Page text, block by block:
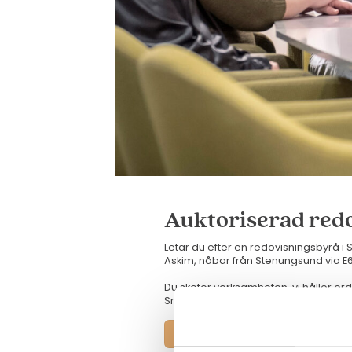
Auktoriserad
Letar du efter en redovisningsbyrå i
Askim, nåbar från Stenungsund via
Du sköter verksamheten, vi håller
Srf konsulternas regelverk och är